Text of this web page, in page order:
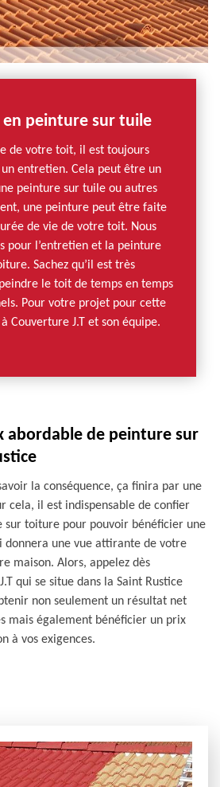
en peinture sur tuile
de votre toit, il est toujours
entretien. Cela peut être un
peinture sur tuile ou autres
une peinture peut être faite
de vie de votre toit. Nous
pour l’entretien et la peinture
Sachez qu’il est très
le toit de temps en temps
Pour votre projet pour cette
Couverture J.T et son équipe.
abordable de peinture sur
la conséquence, ça finira par une
cela, il est indispensable de confier
toiture pour pouvoir bénéficier une
donnera une vue attirante de votre
maison. Alors, appelez dès
qui se situe dans la Saint Rustice
non seulement un résultat net
mais également bénéficier un prix
à vos exigences.